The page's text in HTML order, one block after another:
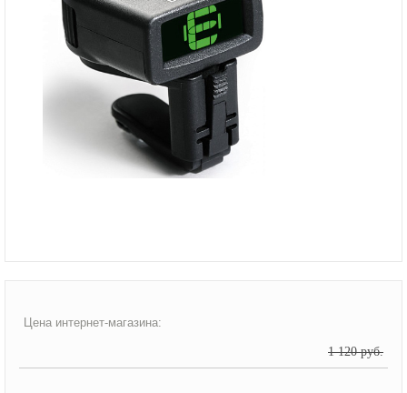
Цена интернет-магазина:
1 120 руб.